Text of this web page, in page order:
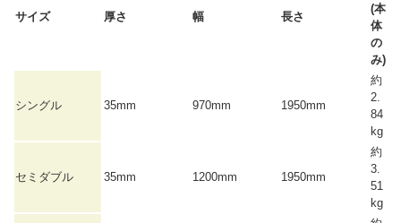
サイズ 厚さ 幅 長さ
(本
体
の
み)
シングル 35mm 970mm 1950mm
約
2.
84
kg
セミダブル 35mm 1200mm 1950mm
約
3.
51
kg